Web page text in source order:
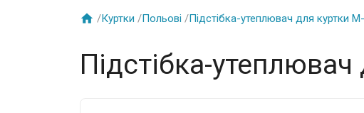
 /Куртки /Польові /Підстібка-утеплювач для куртки
Підстібка-